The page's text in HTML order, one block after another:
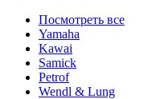
Посмотреть все
Yamaha
Kawai
Samick
Petrof
Wendl & Lung